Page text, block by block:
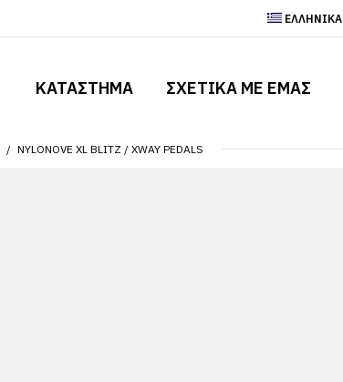
ΕΛΛΗΝΙΚA
ΚΑΤΑΣΤΗΜΑ ΣΧΕΤΙΚΆ ΜΕ ΕΜΆΣ
NYLONOVE XL BLITZ / XWAY PEDALS